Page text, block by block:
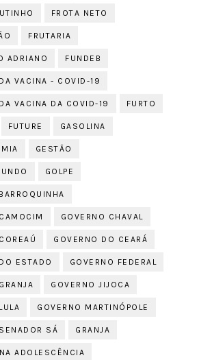
FROTA NETO
FRUTARIA
ADRIANO FUNDEB
VACINA - COVID-19
VACINA DA COVID-19 FURTO
FUTURE GASOLINA
GESTÃO
GOLPE
GOVERNO CHAVAL
GOVERNO DO CEARÁ
ESTADO GOVERNO FEDERAL
GOVERNO JIJOCA
GOVERNO MARTINÓPOLE
SÁ GRANJA
ADOLESCÊNCIA